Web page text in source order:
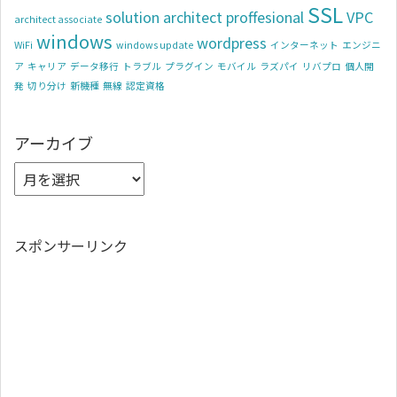
architect associate solution architect proffesional SSLVPC
WiFi windows windows update wordpress インターネット エンジニ
ア キャリア データ移行 トラブル プラグイン モバイル ラズパイ リバプロ 個人開
発 切り分け 新機種 無線 認定資格
アーカイブ
スポンサーリンク